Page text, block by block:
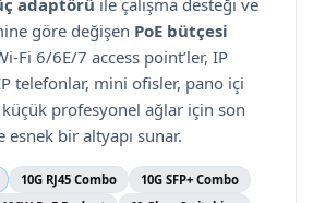
adaptörü ile çalışma desteği ve
göre değişen PoE bütçesi
Fi 6/6E/7 access point’ler, IP
telefonlar, mini ofisler, pano içi
profesyonel ağlar için son
esnek bir altyapı sunar.
10G RJ45 Combo
10G SFP+ Combo